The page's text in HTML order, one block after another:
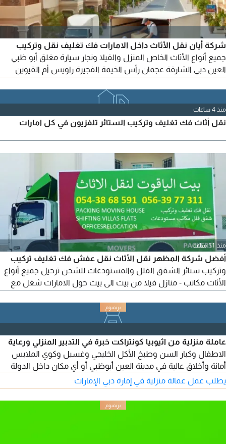
شركة أيان نقل الأثاث داخل الامارات فك تغليف نقل وتركيب
جميع أنواع الأثاث الخاص المنزل والفيلا ونجار سيارة مغلق أبو ظبي
العين دبي الشارقة عجمان رأس الخيمة الفجيرة راويس أم القيوين
منذ 4 ساعات
نقل أثاث فك تغليف وتركيب الستائر تلفزيون في كل امارات
منذ 11 ساعة
أفضل شركة المظهر نقل الأثاث نقل عفش فك تغليف تركيب
وتركيب ستائر الشقق الفلل والمستودعات للشحن ترحيل جميع أنواع
الأثاث مكاتب - منازل فيلا من بيت الى بيت حول الامارات شغل مع
عاملة منزلية من اثيوبيا كونتراكت خبرة في التدبير المنزلي ورعاية
الاطفال وكبار السن وطبخ الأكل الخليجي وغسيل وكوي الملابس
أمانة وأخلاق عالية في مدينة العين أبوظبي أو أي مكان داخل الدولة
يطلب عمل عمالة منزلية في إمارة دبي الإمارات